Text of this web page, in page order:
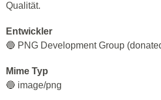
Qualität.
Entwickler
🔵 PNG Development Group
Mime Typ
🔵 image/png